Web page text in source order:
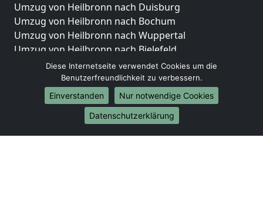
Umzug von Heilbronn nach Duisburg
Umzug von Heilbronn nach Bochum
Umzug von Heilbronn nach Wuppertal
Umzug von Heilbronn nach Bielefeld
Umzug von Heilbronn nach Bonn
Umzug von Heilbronn nach Münster
Internationale-Umzüge
Umzug von Heilbronn nach Brasilien
Umzug von Heilbronn nach Brunei Darussalam
Diese Internetseite verwendet Cookies um die
Benutzerfreundlichkeit zu verbessern.
Einverstanden
Nur notwendige Cookies
Datenschutzerklärung